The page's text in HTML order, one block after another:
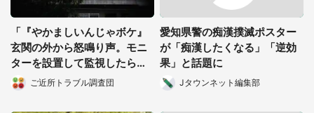
「『やかましいんじゃボケ』
玄関の外から怒鳴り声。モニ
ターを設置して監視したら、
まさかの光景が...」（京都
府・30代女性）
ご近所トラブル調査団
愛知県警の痴漢撲滅ポスター
が「痴漢したくなる」「逆効
果」と話題に
Jタウンネット編集部